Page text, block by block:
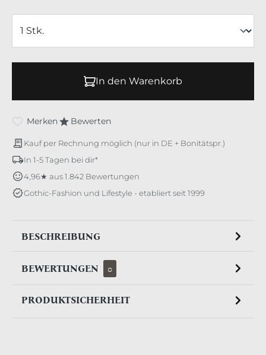
In den Warenkorb
Merken Bewerten
Kauf per Rechnung möglich (nur in DE + Bonitätspr.)
In 1-5 Tagen bei dir*
4,96★ aus 1.842 Bewertungen
Gothic-Fashion und Lifestyle - etabliert seit 1999
BESCHREIBUNG
BEWERTUNGEN 0
PRODUKTSICHERHEIT